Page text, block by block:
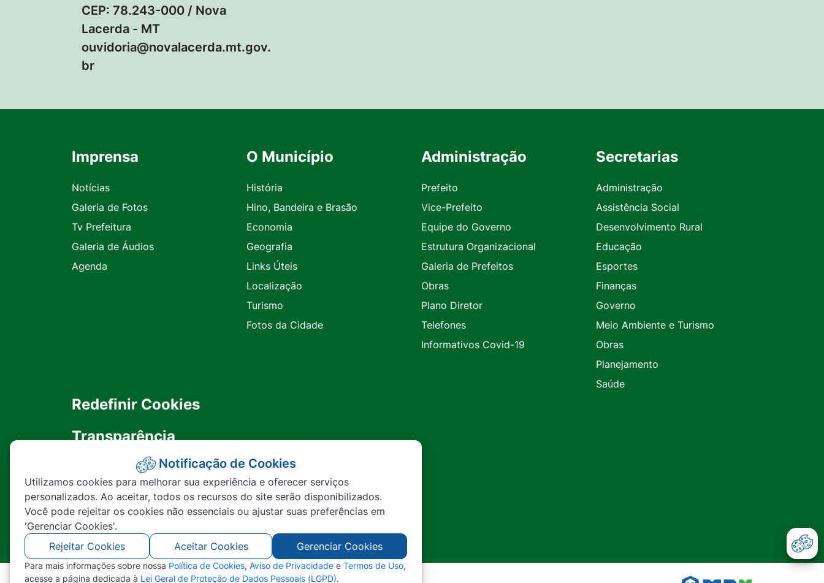
CEP: 78.243-000 / Nova
Lacerda - MT
ouvidoria@novalacerda.mt.gov.
br
Seção do Rodapé e Contato
Imprensa
Notícias
Galeria de Fotos
Tv Prefeitura
Galeria de Áudios
Agenda
O Município
História
Hino, Bandeira e Brasão
Economia
Geografia
Links Úteis
Localização
Turismo
Fotos da Cidade
Administração
Prefeito
Vice-Prefeito
Equipe do Governo
Estrutura Organizacional
Galeria de Prefeitos
Obras
Plano Diretor
Telefones
Informativos Covid-19
Secretarias
Administração
Assistência Social
Desenvolvimento Rural
Educação
Esportes
Finanças
Governo
Meio Ambiente e Turismo
Obras
Planejamento
Saúde
Redefinir Cookies
Transparência
Ouvidoria
SIC
Notificação de Cookies
Utilizamos cookies para melhorar sua experiência e oferecer serviços
personalizados. Ao aceitar, todos os recursos do site serão disponibilizados.
Você pode rejeitar os cookies não essenciais ou ajustar suas preferências em
'Gerenciar Cookies'.
Rejeitar Cookies
Aceitar Cookies Gerenciar Cookies
Para mais informações sobre nossa Política de Cookies, Aviso de Privacidade e Termos de Uso,
acesse a página dedicada à Lei Geral de Proteção de Dados Pessoais (LGPD).